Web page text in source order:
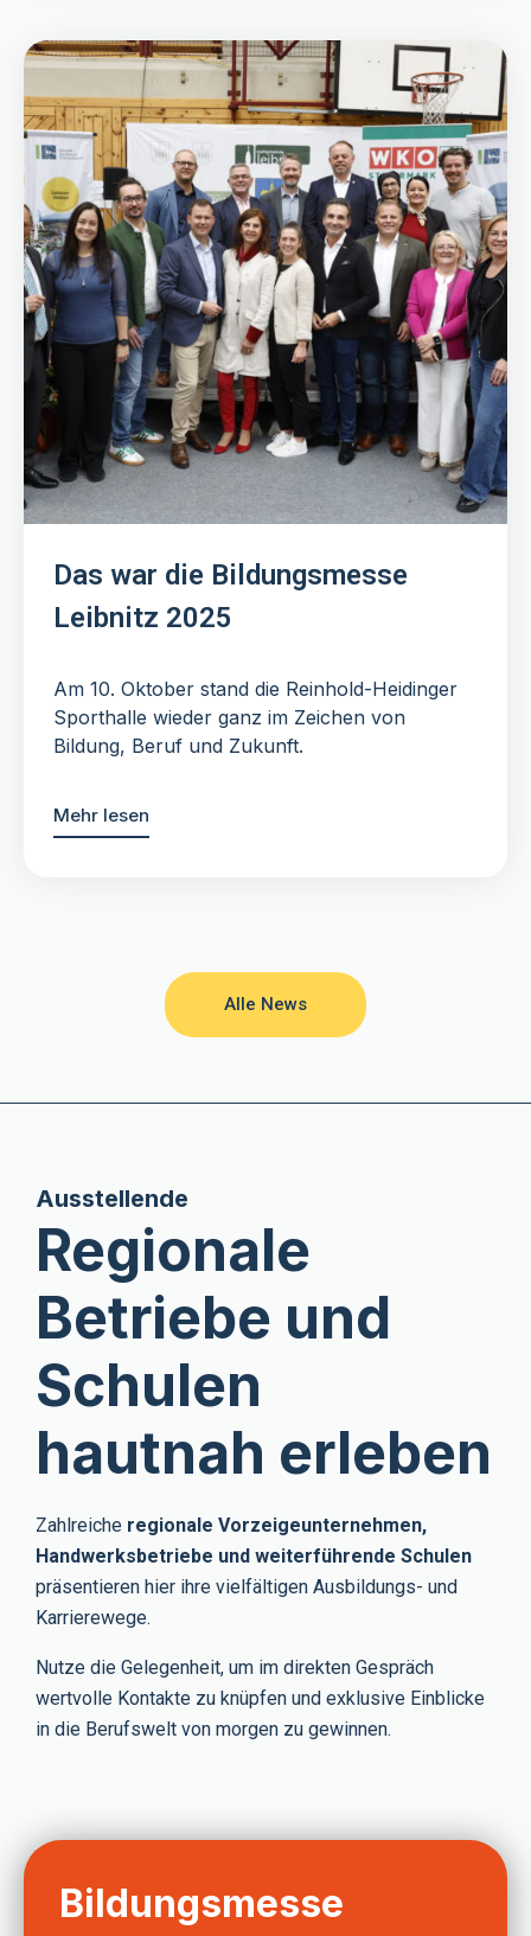
Das war die Bildungsmesse
Leibnitz 2025
Am 10. Oktober stand die Reinhold-Heidinger
Sporthalle wieder ganz im Zeichen von
Bildung, Beruf und Zukunft.
Mehr lesen
Alle News
Ausstellende
Regionale
Betriebe und
Schulen
hautnah erleben
Zahlreiche regionale Vorzeigeunternehmen,
Handwerksbetriebe und weiterführende Schulen
präsentieren hier ihre vielfältigen Ausbildungs- und
Karrierewege.
Nutze die Gelegenheit, um im direkten Gespräch
wertvolle Kontakte zu knüpfen und exklusive Einblicke
in die Berufswelt von morgen zu gewinnen.
Bildungsmesse